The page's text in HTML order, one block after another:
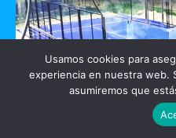
Usamos cookies para
experiencia en nuestra web.
asumiremos que